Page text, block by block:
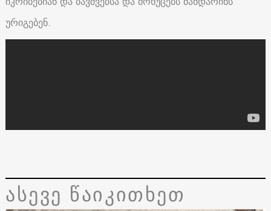
ურიგებენ.
ასევე წაიკითხეთ